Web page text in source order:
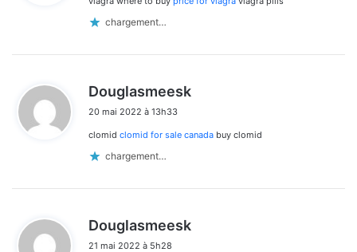
chargement…
Douglasmeesk
20 mai 2022 à 13h33
clomid clomid for sale canada buy clomid
chargement…
Douglasmeesk
21 mai 2022 à 5h28